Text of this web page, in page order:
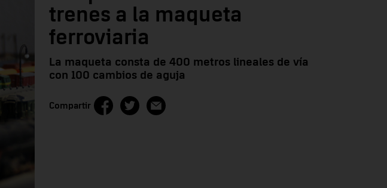
trenes a la maqueta
ferroviaria
La maqueta consta de 400 metros lineales de vía
con 100 cambios de aguja
Compartir